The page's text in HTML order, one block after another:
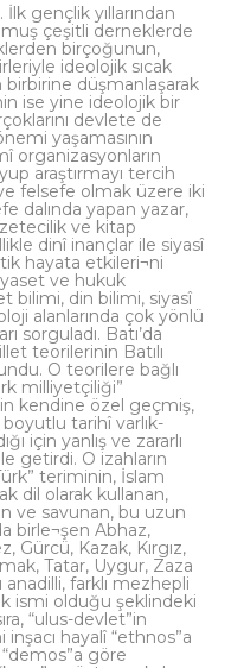
İlk gençlik yıllarından
çeşitli derneklerde
birçoğunun,
ideolojik sıcak
birbirine düşmanlaşarak
ise yine ideolojik bir
devlete de
yaşamasının
organizasyonların
araştırmayı tercih
felsefe olmak üzere iki
dalında yapan yazar,
ve kitap
dinî inançlar ile siyasî
hayata etkileri¬ni
ve hukuk
bilimi, din bilimi, siyasî
alanlarında çok yönlü
sorguladı. Batı’da
teorilerinin Batılı
O teorilere bağlı
milliyetçiliği”
kendine özel geçmiş,
tarihî varlık-
için yanlış ve zararlı
getirdi. O izahların
teriminin, İslam
dil olarak kullanan,
ve savunan, bu uzun
birle¬şen Abhaz,
Gürcü, Kazak, Kırgız,
Tatar, Uygur, Zaza
anadilli, farklı mezhepli
ismi olduğu şeklindeki
“ulus-devlet”in
inşacı hayalî “ethnos”a
göre